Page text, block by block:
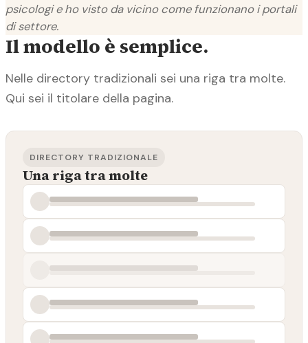
psicologi e ho visto da vicino come funzionano i portali
di settore.
Il modello è semplice.
Nelle directory tradizionali sei una riga tra molte.
Qui sei il titolare della pagina.
DIRECTORY TRADIZIONALE
Una riga tra molte